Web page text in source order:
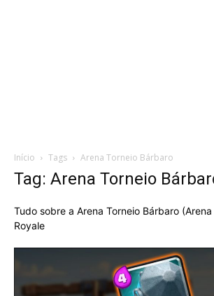
Início Tags Arena Torneio Bárbaro
Tag: Arena Torneio
Tudo sobre a Arena Torneio Bárbaro
Royale